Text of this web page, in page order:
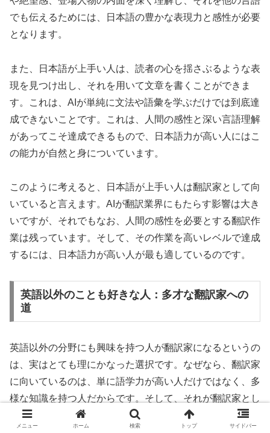
でも伝えるためには、日本語の豊かな表現力と感性が必要
となります。
また、日本語が上手い人は、読者の心を揺さぶるような表
現を見つけ出し、それを用いて文章を書くことができま
す。これは、AIが単純に文法や語彙を学ぶだけでは到底達
成できないことです。これは、人間の感性と深い言語理解
があってこそ達成できるもので、日本語力が高い人にはこ
の能力が自然と身についています。
このように考えると、日本語が上手い人は翻訳家として向
いていると言えます。AIが翻訳業界にもたらす影響は大き
いですが、それでもなお、人間の感性を必要とする翻訳作
業は残っています。そして、その作業を高いレベルで達成
するには、日本語力が高い人が最も適しているのです。
英語以外のことも好きな人：多才な翻訳家への
道
英語以外の分野にも興味を持つ人が翻訳家になるというの
は、実はとても理にかなった選択です。なぜなら、翻訳家
に向いているのは、単に語学力が高い人だけではなく、多
様な知識を持つ人だからです。そして、それが翻訳家とし
てのレベルを上げる大きな鍵となります。
メニュー ホーム 検索 トップ サイドバー